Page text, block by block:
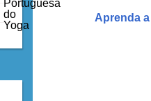
Aprenda